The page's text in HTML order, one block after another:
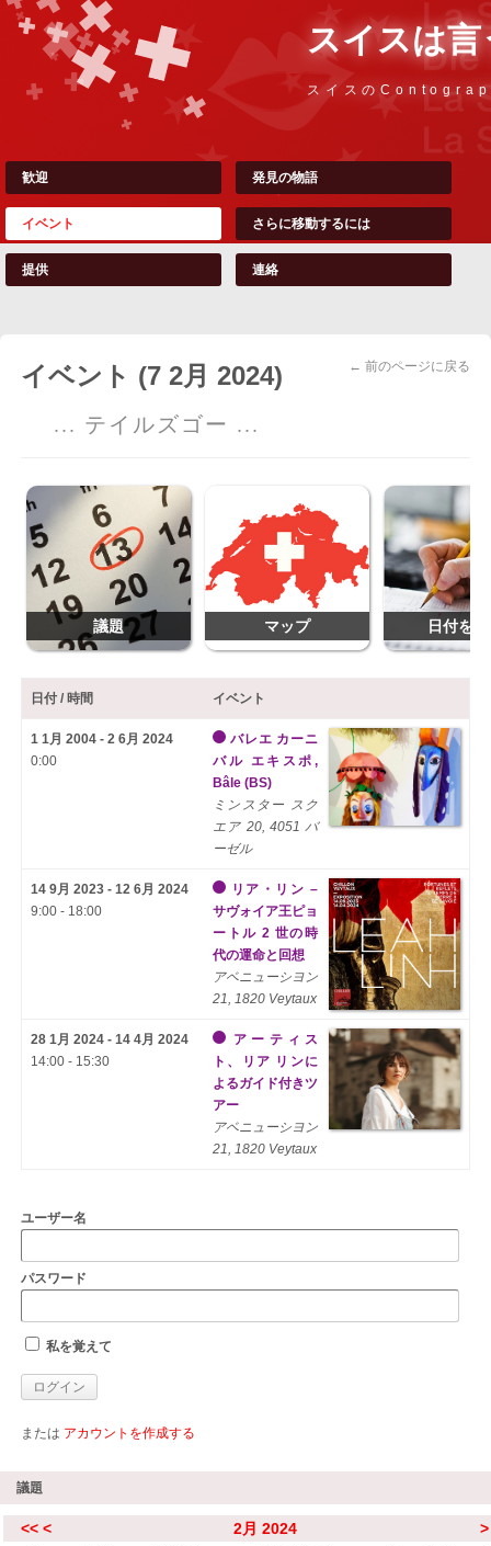
スイスは言
スイスの
歓迎 発見の物語
イベント さらに移動するには
提供 連絡
← 前のページに戻る
イベント (7 2月 2024)
... テイルズゴー ...
議題 マップ 日付を
日付 / 時間 イベント
1 1月 2004 - 2 6月 2024
0:00
バレエ カーニ
バル エキスポ,
Bâle (BS)
ミンスター スク
エア 20, 4051 バ
ーゼル
14 9月 2023 - 12 6月 2024
9:00 - 18:00
リア・リン –
サヴォイア王ピョ
ートル 2 世の時
代の運命と回想
アベニューシヨン
21, 1820 Veytaux
28 1月 2024 - 14 4月 2024
14:00 - 15:30
アーティス
ト、リア リンに
よるガイド付きツ
アー
アベニューシヨン
21, 1820 Veytaux
ユーザー名
パスワード
私を覚えて
または アカウントを作成する
議題
<< < 2月 2024 >